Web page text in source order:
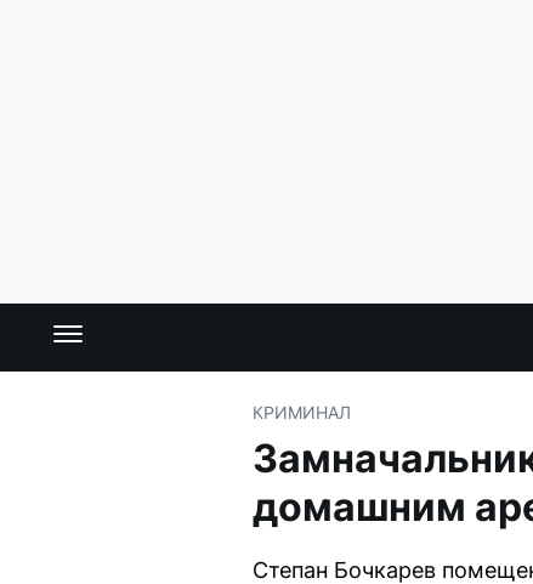
КРИМИНАЛ
домашним
Степан Бочкарев